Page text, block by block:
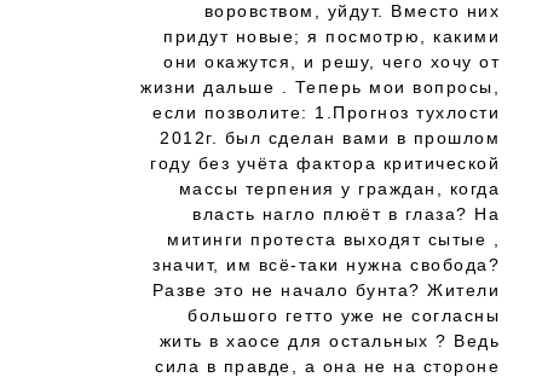
воровством, уйдут. Вместо них
придут новые; я посмотрю, какими
они окажутся, и решу, чего хочу от
жизни дальше . Теперь мои вопросы,
если позволите: 1.Прогноз тухлости
2012г. был сделан вами в прошлом
году без учёта фактора критической
массы терпения у граждан, когда
власть нагло плюёт в глаза? На
митинги протеста выходят сытые ,
значит, им всё-таки нужна свобода?
Разве это не начало бунта? Жители
большого гетто уже не согласны
жить в хаосе для остальных ? Ведь
сила в правде, а она не на стороне